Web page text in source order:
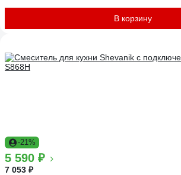
В корзину
-21%
5 590 ₽
7 053 ₽